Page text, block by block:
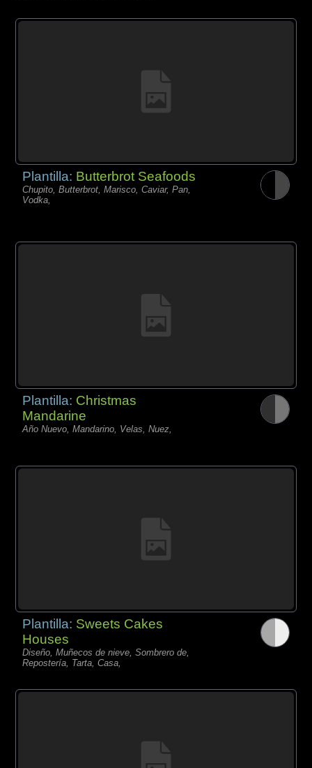
Plantilla: Butterbrot Seafoods
Chupito, Butterbrot, Marisco, Caviar, Pan,
Vodka,
Plantilla: Christmas
Mandarine
Año Nuevo, Mandarino, Velas, Nuez,
Plantilla: Sweets Cakes
Houses
Diseño, Muñecos de nieve, Sombrero de,
Repostería, Tarta, Casa,